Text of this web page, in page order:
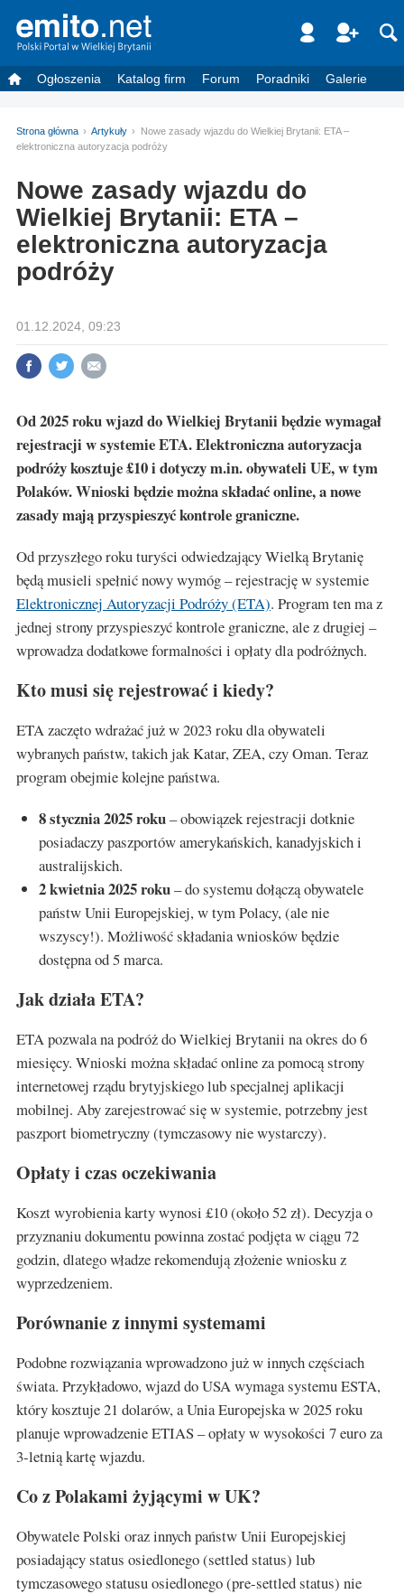
Ogłoszenia Katalog firm Forum Poradniki Galerie
Strona główna Artykuły
Nowe zasady wjazdu do Wielkiej Brytanii: ETA –
elektroniczna autoryzacja podróży
Nowe zasady wjazdu do
Wielkiej Brytanii: ETA –
elektroniczna autoryzacja
podróży
01.12.2024, 09:23
Od 2025 roku wjazd do Wielkiej Brytanii będzie wymagał
rejestracji w systemie ETA. Elektroniczna autoryzacja
podróży kosztuje £10 i dotyczy m.in. obywateli UE, w tym
Polaków. Wnioski będzie można składać online, a nowe
zasady mają przyspieszyć kontrole graniczne.
Od przyszłego roku turyści odwiedzający Wielką Brytanię
będą musieli spełnić nowy wymóg – rejestrację w systemie
Elektronicznej Autoryzacji Podróży (ETA). Program ten ma z
jednej strony przyspieszyć kontrole graniczne, ale z drugiej –
wprowadza dodatkowe formalności i opłaty dla podróżnych.
Kto musi się rejestrować i kiedy?
ETA zaczęto wdrażać już w 2023 roku dla obywateli
wybranych państw, takich jak Katar, ZEA, czy Oman. Teraz
program obejmie kolejne państwa.
8 stycznia 2025 roku– obowiązek rejestracji dotknie
posiadaczy paszportów amerykańskich, kanadyjskich i
australijskich.
2 kwietnia 2025 roku– do systemu dołączą obywatele
państw Unii Europejskiej, w tym Polacy, (ale nie
wszyscy!). Możliwość składania wniosków będzie
dostępna od 5 marca.
Jak działa ETA?
ETA pozwala na podróż do Wielkiej Brytanii na okres do 6
miesięcy. Wnioski można składać online za pomocą strony
internetowej rządu brytyjskiego lub specjalnej aplikacji
mobilnej. Aby zarejestrować się w systemie, potrzebny jest
paszport biometryczny (tymczasowy nie wystarczy).
Opłaty i czas oczekiwania
Koszt wyrobienia karty wynosi £10 (około 52 zł). Decyzja o
przyznaniu dokumentu powinna zostać podjęta w ciągu 72
godzin, dlatego władze rekomendują złożenie wniosku z
wyprzedzeniem.
Porównanie z innymi systemami
Podobne rozwiązania wprowadzono już w innych częściach
świata. Przykładowo, wjazd do USA wymaga systemu ESTA,
który kosztuje 21 dolarów, a Unia Europejska w 2025 roku
planuje wprowadzenie ETIAS – opłaty w wysokości 7 euro za
3-letnią kartę wjazdu.
Co z Polakami żyjącymi w UK?
Obywatele Polski oraz innych państw Unii Europejskiej
posiadający status osiedlonego (settled status) lub
tymczasowego statusu osiedlonego (pre-settled status) nie